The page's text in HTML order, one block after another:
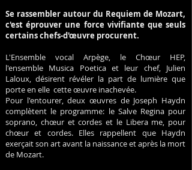
Se rassembler autour du Requiem de Mozart,
c'est éprouver une force vivifiante que seuls
certains chefs-d'œuvre procurent.
L'Ensemble vocal Arpège, le Chœur HEP,
l'ensemble Musica Poetica et leur chef, Julien
Laloux, désirent révéler la part de lumière que
porte en elle cette œuvre inachevée.
Pour l'entourer, deux œuvres de Joseph Haydn
complètent le programme: le Salve Regina pour
soprano, chœur et cordes et le Libera me, pour
chœur et cordes. Elles rappellent que Haydn
exerçait son art avant la naissance et après la mort
de Mozart.